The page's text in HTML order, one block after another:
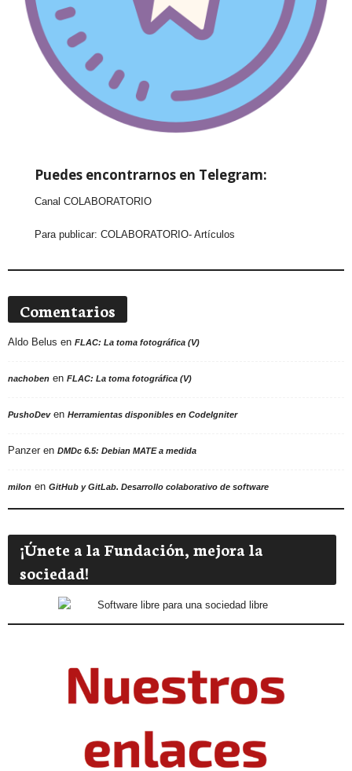
Puedes encontrarnos en Telegram:
Canal COLABORATORIO
Para publicar:COLABORATORIO- Artículos
Comentarios
Aldo Belus en FLAC: La toma fotográfica (V)
nachoben en FLAC: La toma fotográfica (V)
PushoDeven Herramientas disponibles en CodeIgniter
Panzer en DMDc 6.5: Debian MATE a medida
milon en GitHub y GitLab. Desarrollo colaborativo de software
¡Únete a la Fundación, mejora la
sociedad!